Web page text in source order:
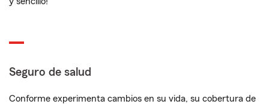
Seguro de salud
Conforme experimenta cambios en su vida, su cobertura de